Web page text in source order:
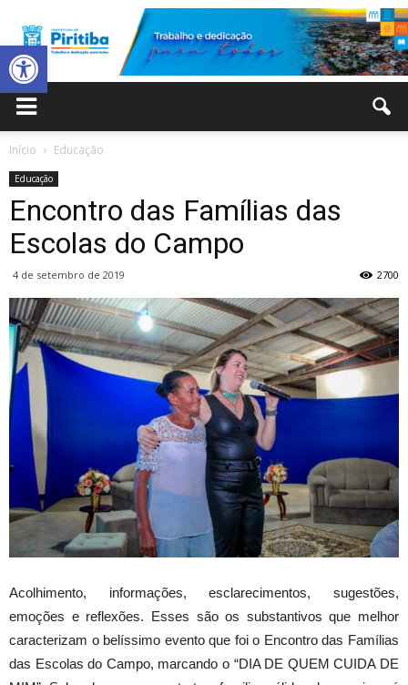
Abrir a barra de ferramentas
Municipal
Piritiba
Início Educação
Educação
Encontro das Famílias das
Escolas do Campo
4 de setembro de 2019 2700
Acolhimento, informações, esclarecimentos, sugestões,
emoções e reflexões. Esses são os substantivos que melhor
caracterizam o belíssimo evento que foi o Encontro das Famílias
das Escolas do Campo, marcando o “DIA DE QUEM CUIDA DE